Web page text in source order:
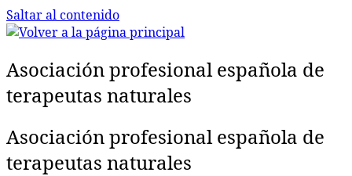
Saltar al contenido
Asociación profesional española de
terapeutas naturales
Asociación profesional española de
terapeutas naturales